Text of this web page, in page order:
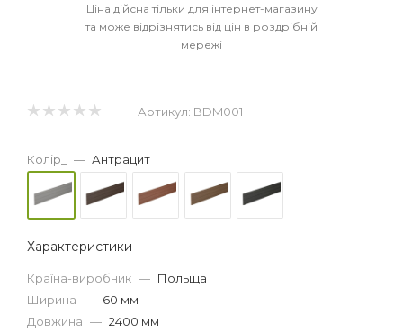
Ціна дійсна тільки для інтернет-магазину
та може відрізнятись від цін в роздрібній
мережі
Артикул: BDM001
Колір_ — Антрацит
Характеристики
Країна-виробник — Польща
Ширина — 60 мм
Довжина — 2400 мм